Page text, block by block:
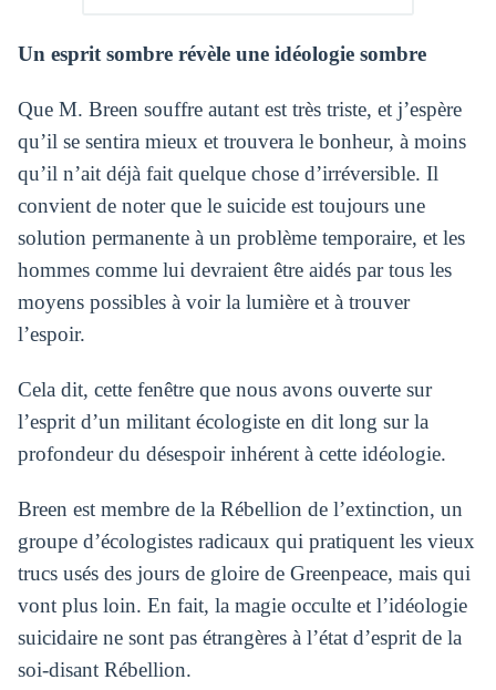
Un esprit sombre révèle une idéologie sombre
Que M. Breen souffre autant est très triste, et j’espère
qu’il se sentira mieux et trouvera le bonheur, à moins
qu’il n’ait déjà fait quelque chose d’irréversible. Il
convient de noter que le suicide est toujours une
solution permanente à un problème temporaire, et les
hommes comme lui devraient être aidés par tous les
moyens possibles à voir la lumière et à trouver
l’espoir.
Cela dit, cette fenêtre que nous avons ouverte sur
l’esprit d’un militant écologiste en dit long sur la
profondeur du désespoir inhérent à cette idéologie.
Breen est membre de la Rébellion de l’extinction, un
groupe d’écologistes radicaux qui pratiquent les vieux
trucs usés des jours de gloire de Greenpeace, mais qui
vont plus loin. En fait, la magie occulte et l’idéologie
suicidaire ne sont pas étrangères à l’état d’esprit de la
soi-disant Rébellion.